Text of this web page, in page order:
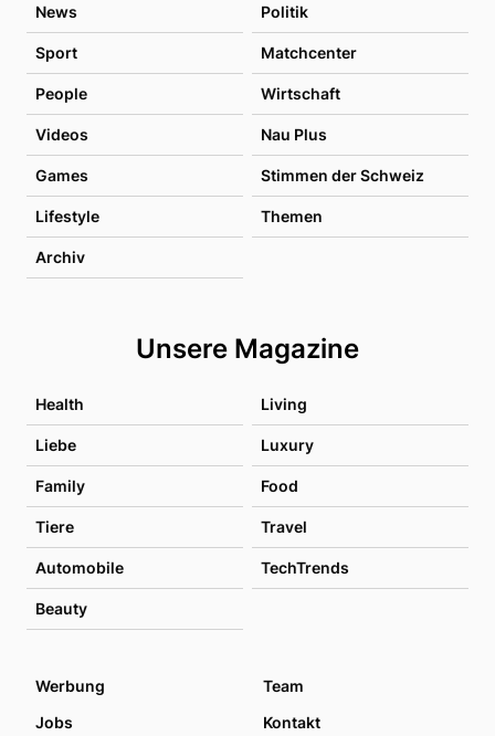
News Politik
Sport Matchcenter
People Wirtschaft
Videos Nau Plus
Games Stimmen der Schweiz
Lifestyle Themen
Archiv
Unsere Magazine
Health Living
Liebe Luxury
Family Food
Tiere Travel
Automobile TechTrends
Beauty
Werbung
Team
Jobs
Kontakt